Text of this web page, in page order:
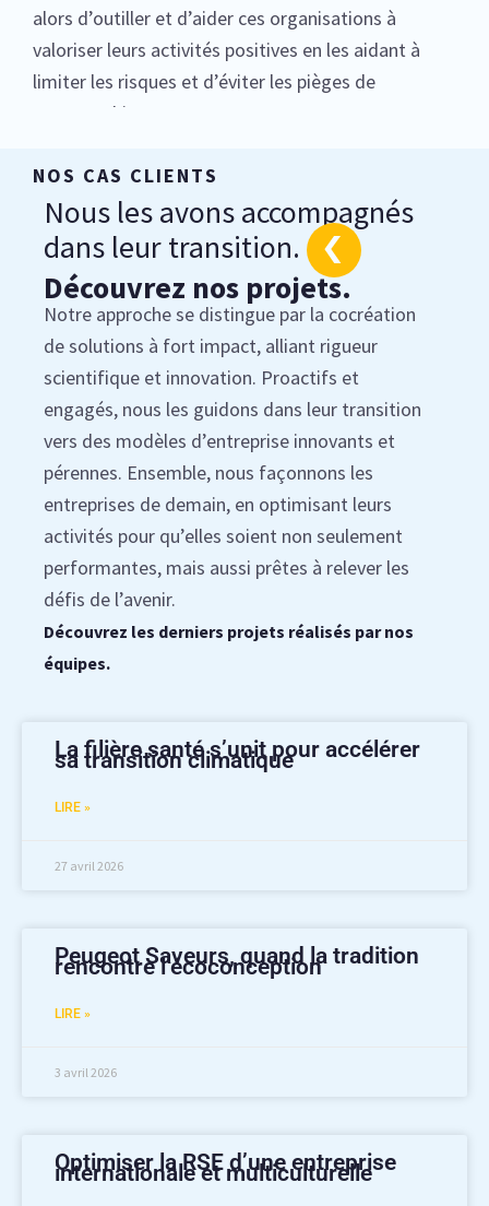
alors d’outiller et d’aider ces organisations à
valoriser leurs activités positives en les aidant à
limiter les risques et d’éviter les pièges de
greenwashing.
NOS CAS CLIENTS
Nous les avons accompagnés
dans leur transition.
Découvrez nos projets.
Notre approche se distingue par la cocréation
de solutions à fort impact, alliant rigueur
scientifique et innovation. Proactifs et
engagés, nous les guidons dans leur transition
vers des modèles d’entreprise innovants et
pérennes. Ensemble, nous façonnons les
entreprises de demain, en optimisant leurs
activités pour qu’elles soient non seulement
performantes, mais aussi prêtes à relever les
défis de l’avenir.
Découvrez les derniers projets réalisés par nos
équipes.
La filière santé s’unit pour accélérer
sa transition climatique
LIRE »
27 avril 2026
Peugeot Saveurs, quand la tradition
rencontre l’écoconception
LIRE »
3 avril 2026
Optimiser la RSE d’une entreprise
internationale et multiculturelle